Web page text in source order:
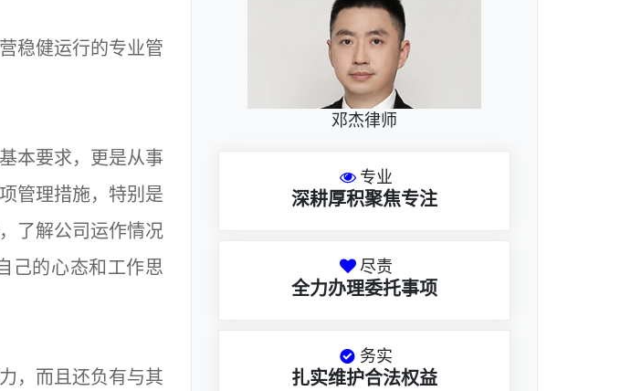
稳健运行的专业管
本要求，更是从事
管理措施，特别是
了解公司运作情况
己的心态和工作思
，而且还负有与其
邓杰律师
专业
深耕厚积聚焦专注
尽责
全力办理委托事项
务实
扎实维护合法权益